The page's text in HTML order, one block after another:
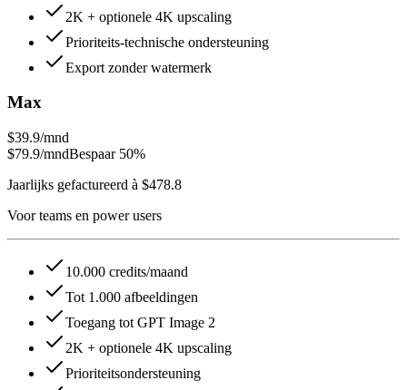
2K + optionele 4K upscaling
Prioriteits-technische ondersteuning
Export zonder watermerk
Max
$39.9/mnd
$79.9/mndBespaar 50%
Jaarlijks gefactureerd à $478.8
Voor teams en power users
10.000 credits/maand
Tot 1.000 afbeeldingen
Toegang tot GPT Image 2
2K + optionele 4K upscaling
Prioriteitsondersteuning